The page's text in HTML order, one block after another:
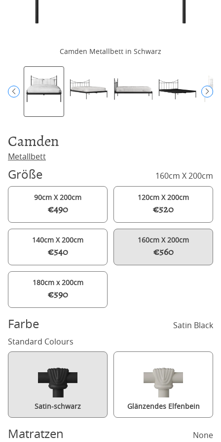
Camden Metallbett in Schwarz
Camden
Metallbett
Größe 160cm X 200cm
90cm X 200cm
€490
120cm X 200cm
€520
140cm X 200cm
€540
160cm X 200cm
€560
180cm x 200cm
€590
Farbe
Satin Black
Standard Colours
Satin-schwarz Glänzendes Elfenbein
Matratzen
None